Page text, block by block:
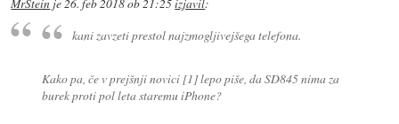
MrStein je26. feb 2018 ob 21:25izjavil:
kani zavzeti prestol najzmogljivejšega telefona.
Kako pa, če v prejšnji novici [1] lepo piše, da SD845 nima za
burek proti pol leta staremu iPhone?